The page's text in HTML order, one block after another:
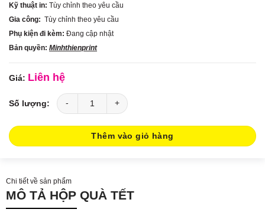
Kỹ thuật in: Tùy chỉnh theo yêu cầu
Gia công: Tùy chỉnh theo yêu cầu
Phụ kiện đi kèm: Đang cập nhật
Bản quyền: Minhthienprint
Liên hệ
xưởng in hộp quà tết [ 2000 mẫu HOT nhất ] số lượng
Thêm vào giỏ hàng
Chi tiết về sản phẩm
MÔ TẢ HỘP QUÀ TẾT